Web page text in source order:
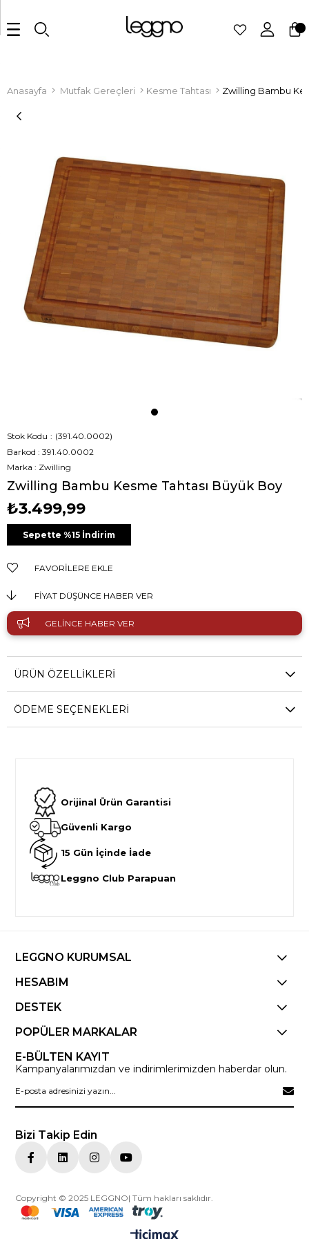
Anasayfa Mutfak Gereçleri Kesme Tahtası Zwilling Bambu
Stok Kodu
(391.40.0002)
Barkod : 391.40.0002
Marka : Zwilling
Zwilling Bambu Kesme Tahtası Büyük Boy
₺3.499,99
Sepette %15 İndirim
FAVORILERE EKLE
FIYAT DÜŞÜNCE HABER VER
GELINCE HABER VER
ÜRÜN ÖZELLIKLERI
ÖDEME SEÇENEKLERI
Orijinal Ürün Garantisi
Güvenli Kargo
15 Gün İçinde İade
Leggno Club Parapuan
LEGGNO KURUMSAL
HESABIM
DESTEK
POPÜLER MARKALAR
E-BÜLTEN KAYIT
Kampanyalarımızdan ve indirimlerimizden haberdar olun.
Bizi Takip Edin
Copyright © 2025 LEGGNO| Tüm hakları saklıdır.